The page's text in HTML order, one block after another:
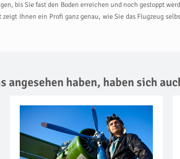
bis Sie fast den Boden erreichen und noch gestoppt
zeigt Ihnen ein Profi ganz genau, wie Sie das Flugzeug
angesehen haben, haben sich